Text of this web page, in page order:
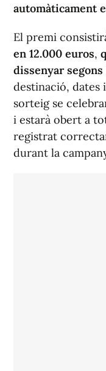
automàticament
El premi
en 12.000 euros,
dissenyar
destinació, dates
sorteig se
i estarà obert a
registrat
durant la